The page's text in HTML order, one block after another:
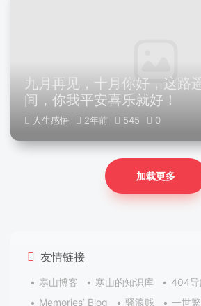
九月再见，十月你好，这路
间，你我平安喜乐就好！
人生感悟 2年前 545 0
加载更多
友情链接
寒山博客 寒山的知识库
404导
Memories’ Blog
骚浪贱 一世